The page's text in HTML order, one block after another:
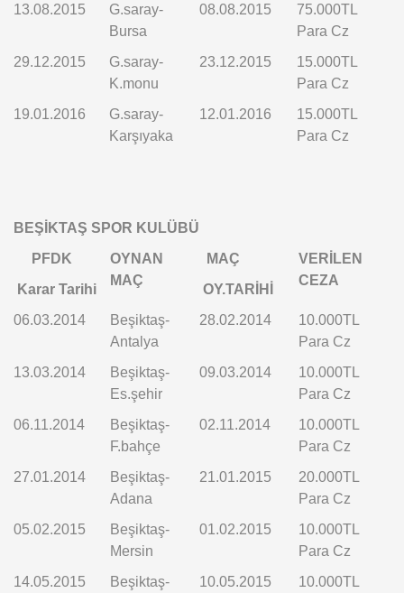
13.08.2015
G.saray-
Bursa
08.08.2015
75.000TL
Para Cz
29.12.2015
G.saray-
K.monu
23.12.2015
15.000TL
Para Cz
19.01.2016
G.saray-
Karşıyaka
12.01.2016
15.000TL
Para Cz
BEŞİKTAŞ SPOR KULÜBÜ
PFDK
Karar Tarihi
OYNAN
MAÇ
MAÇ
OY.TARİHİ
VERİLEN
CEZA
06.03.2014
Beşiktaş-
Antalya
28.02.2014
10.000TL
Para Cz
13.03.2014
Beşiktaş-
Es.şehir
09.03.2014
10.000TL
Para Cz
06.11.2014
Beşiktaş-
F.bahçe
02.11.2014
10.000TL
Para Cz
27.01.2014
Beşiktaş-
Adana
21.01.2015
20.000TL
Para Cz
05.02.2015
Beşiktaş-
Mersin
01.02.2015
10.000TL
Para Cz
14.05.2015
Beşiktaş-
10.05.2015
10.000TL